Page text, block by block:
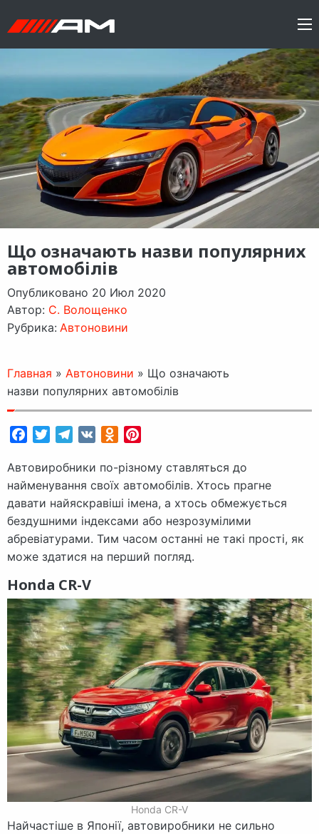
Що означають назви популярних
автомобілів
Опубликовано 20 Июл 2020
Автор: C. Волощенко
Рубрика: Автоновини
Главная » Автоновини » Що означають
назви популярних автомобілів
FacebookTwitterTelegram
VK Odnoklassniki
Автовиробники по-різному ставляться до
найменування своїх автомобілів. Хтось прагне
давати найяскравіші імена, а хтось обмежується
бездушними індексами або незрозумілими
абревіатурами. Тим часом останні не такі прості, як
може здатися на перший погляд.
Honda CR-V
Honda CR-V
Найчастіше в Японії, автовиробники не сильно